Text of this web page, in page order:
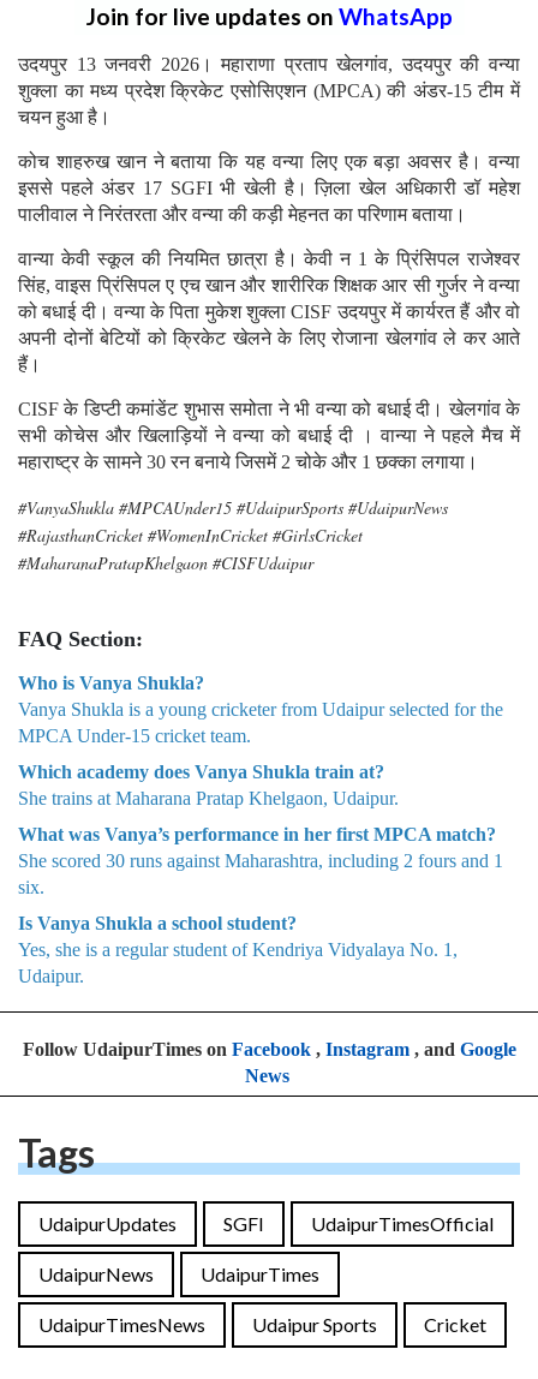
Join for live updates on WhatsApp
उदयपुर 13 जनवरी 2026। महाराणा प्रताप खेलगांव, उदयपुर की वन्या
शुक्ला का मध्य प्रदेश क्रिकेट एसोसिएशन (MPCA) की अंडर-15 टीम में
चयन हुआ है।
कोच शाहरुख खान ने बताया कि यह वन्या लिए एक बड़ा अवसर है। वन्या
इससे पहले अंडर 17 SGFI भी खेली है। ज़िला खेल अधिकारी डॉ महेश
पालीवाल ने निरंतरता और वन्या की कड़ी मेहनत का परिणाम बताया।
वान्या केवी स्कूल की नियमित छात्रा है। केवी न 1 के प्रिंसिपल राजेश्वर
सिंह, वाइस प्रिंसिपल ए एच खान और शारीरिक शिक्षक आर सी गुर्जर ने वन्या
को बधाई दी। वन्या के पिता मुकेश शुक्ला CISF उदयपुर में कार्यरत हैं और वो
अपनी दोनों बेटियों को क्रिकेट खेलने के लिए रोजाना खेलगांव ले कर आते
हैं।
CISF के डिप्टी कमांडेंट शुभास समोता ने भी वन्या को बधाई दी। खेलगांव के
सभी कोचेस और खिलाड़ियों ने वन्या को बधाई दी । वान्या ने पहले मैच में
महाराष्ट्र के सामने 30 रन बनाये जिसमें 2 चोके और 1 छक्का लगाया।
#VanyaShukla #MPCAUnder15 #UdaipurSports #UdaipurNews
#RajasthanCricket #WomenInCricket #GirlsCricket
#MaharanaPratapKhelgaon #CISFUdaipur
FAQ Section:
Who is Vanya Shukla?
Vanya Shukla is a young cricketer from Udaipur selected for the
MPCA Under-15 cricket team.
Which academy does Vanya Shukla train at?
She trains at Maharana Pratap Khelgaon, Udaipur.
What was Vanya’s performance in her first MPCA match?
She scored 30 runs against Maharashtra, including 2 fours and 1
six.
Is Vanya Shukla a school student?
Yes, she is a regular student of Kendriya Vidyalaya No. 1,
Udaipur.
Follow UdaipurTimes on Facebook, Instagram, and Google
News
Tags
UdaipurUpdates SGFI UdaipurTimesOfficial
UdaipurNews UdaipurTimes
UdaipurTimesNews Udaipur Sports Cricket